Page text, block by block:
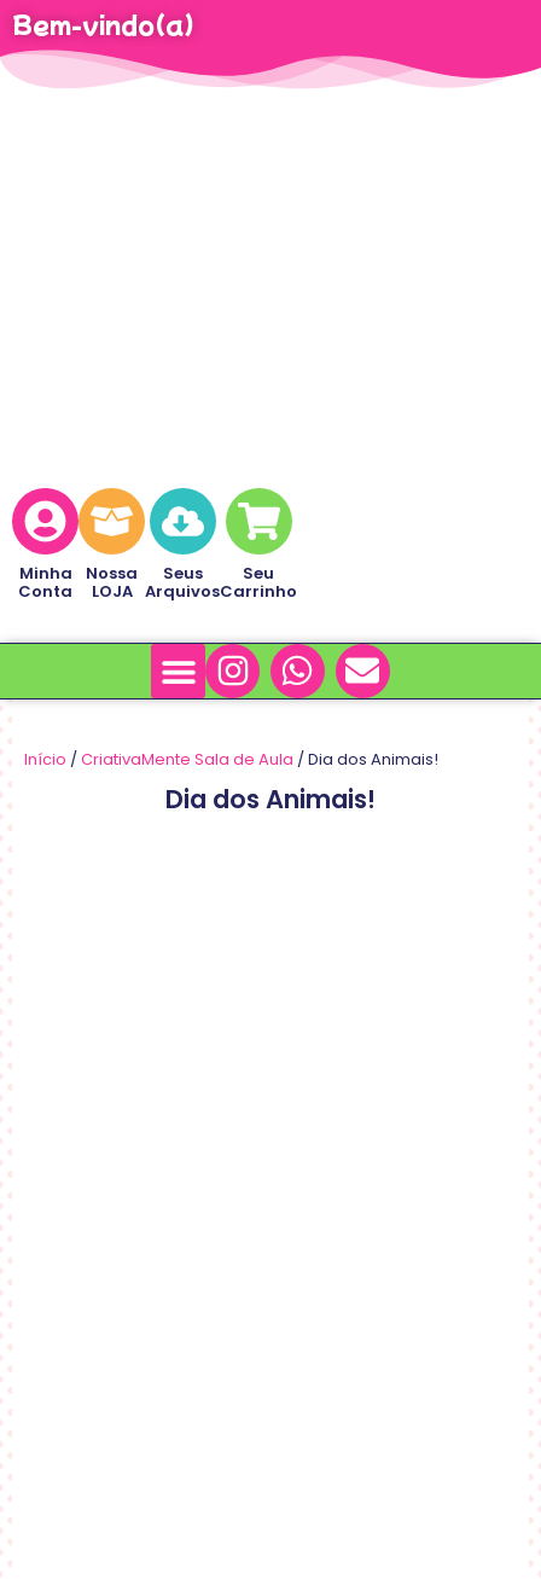
Bem-vindo(a)
Minha
Conta
Nossa
LOJA
Seus
Arquivos
Seu
Carrinho
Início /CriativaMente Sala de Aula / Dia dos Animais!
Dia dos Animais!